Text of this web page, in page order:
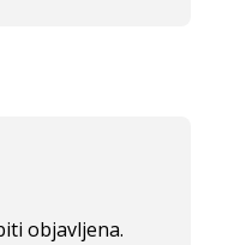
objavljena.